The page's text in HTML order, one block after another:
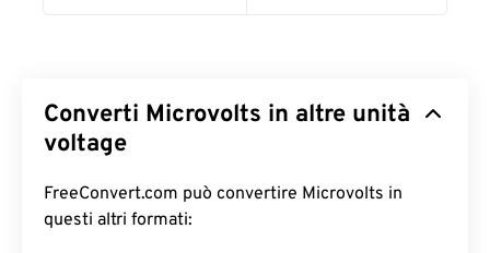
Converti Microvolts in altre unità
voltage
FreeConvert.com può convertire Microvolts in
questi altri formati: